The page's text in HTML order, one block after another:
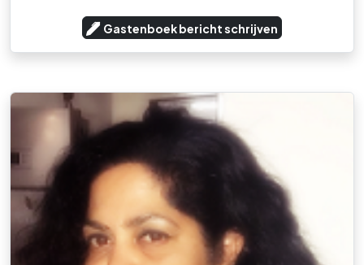
Gastenboek bericht schrijven